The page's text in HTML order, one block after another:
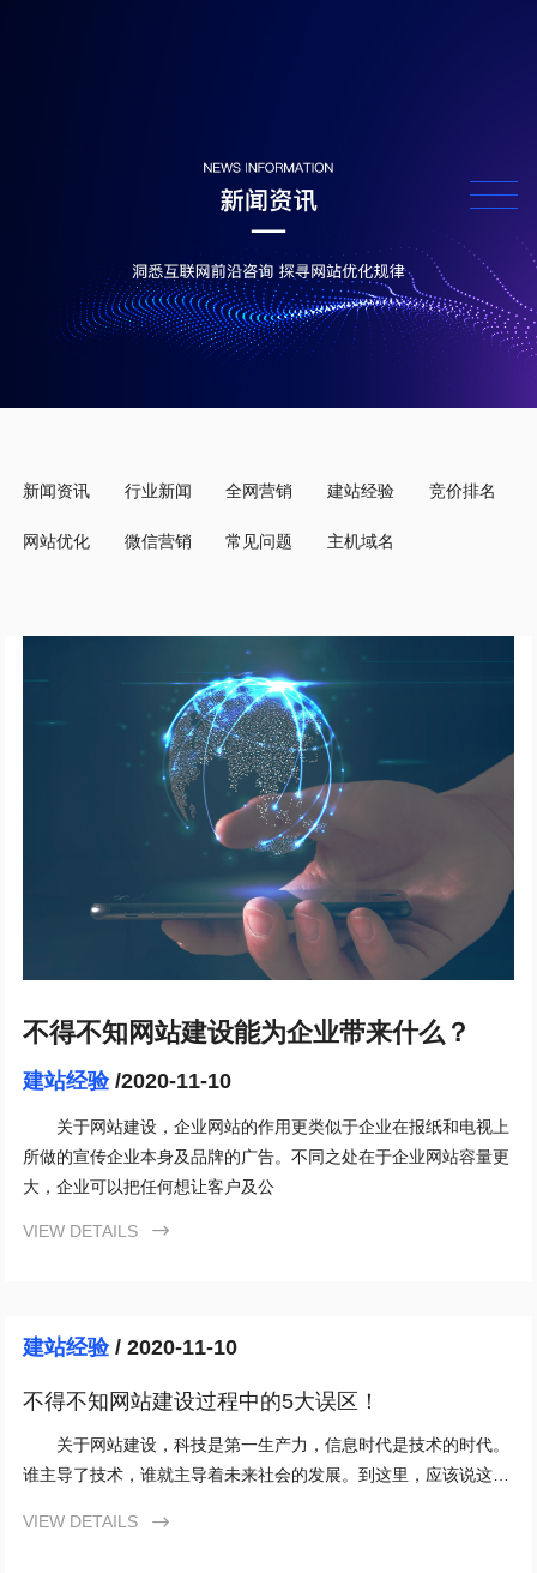
新闻资讯 行业新闻 全网营销 建站经验 竞价排名
网站优化 微信营销 常见问题 主机域名
不得不知网站建设能为企业带来什么？
建站经验 /2020-11-10
关于网站建设，企业网站的作用更类似于企业在报纸和电视上
所做的宣传企业本身及品牌的广告。不同之处在于企业网站容量更
大，企业可以把任何想让客户及公
VIEW DETAILS 
建站经验 / 2020-11-10
不得不知网站建设过程中的5大误区！
关于网站建设，科技是第一生产力，信息时代是技术的时代。
谁主导了技术，谁就主导着未来社会的发展。到这里，应该说这些
VIEW DETAILS
